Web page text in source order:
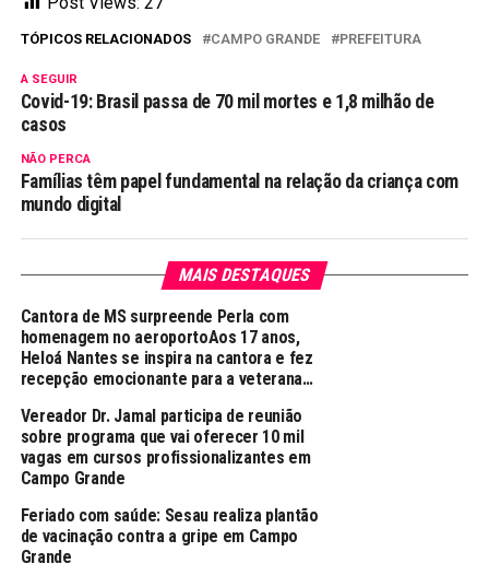
TÓPICOS RELACIONADOS CAMPO GRANDE PREFEITURA
A SEGUIR
Covid-19: Brasil passa de 70 mil mortes e 1,8 milhão de
casos
NÃO PERCA
Famílias têm papel fundamental na relação da criança com
mundo digital
MAIS DESTAQUES
Cantora de MS surpreende Perla com
homenagem no aeroportoAos 17 anos,
Heloá Nantes se inspira na cantora e fez
recepção emocionante para a veterana…
Vereador Dr. Jamal participa de reunião
sobre programa que vai oferecer 10 mil
vagas em cursos profissionalizantes em
Campo Grande
Feriado com saúde: Sesau realiza plantão
de vacinação contra a gripe em Campo
Grande